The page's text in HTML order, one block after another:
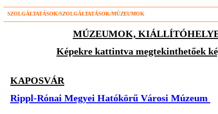
SZOLGÁLTATÁSOK/SZOLGÁLTATÁSOK/MÚZEUMOK
MÚZEUMOK,
Képekre kattintva megtekinthetőek
KAPOSVÁR
Rippl-Rónai Megyei Hatókörű Városi Múzeum